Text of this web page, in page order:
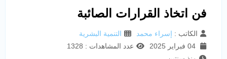
فن اتخاذ القرارات الصائبة
الكاتب : إسراء محمد
التنمية البشرية
عدد المشاهدات : 1328